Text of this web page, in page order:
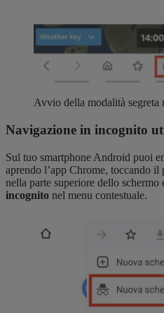
Avvio della modalità segreta
Navigazione in incognito
Sul tuo smartphone Android puoi
aprendo l’app Chrome, toccando il
nella parte superiore dello schermo
incognito nel menu contestuale.